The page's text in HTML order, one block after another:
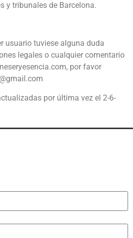
y tribunales de Barcelona.
usuario tuviese alguna duda
legales o cualquier comentario
por favor
por última vez el 2-6-